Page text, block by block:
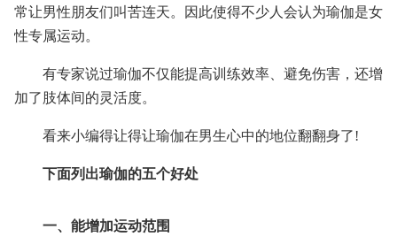
常让男性朋友们叫苦连天。因此使得不少人会认为瑜伽是女
性专属运动。
有专家说过瑜伽不仅能提高训练效率、避免伤害，还增
加了肢体间的灵活度。
看来小编得让得让瑜伽在男生心中的地位翻翻身了!
下面列出瑜伽的五个好处
一、能增加运动范围